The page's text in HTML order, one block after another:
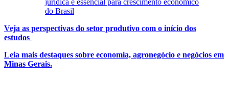
jurídica é essencial para crescimento econômico
do Brasil
Veja as perspectivas do setor produtivo com o início dos
estudos
Leia mais destaques sobre economia, agronegócio e negócios em
Minas Gerais.